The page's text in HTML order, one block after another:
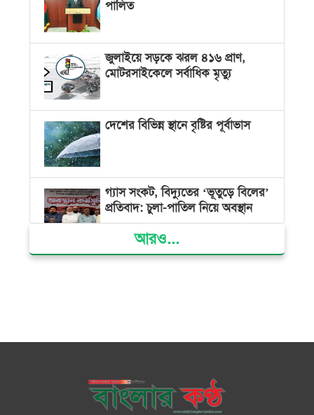
পালিত
জুলাইয়ে সড়কে ঝরল ৪১৬ প্রাণ,
মোটরসাইকেলে সর্বাধিক মৃত্যু
দেশের বিভিন্ন স্থানে বৃষ্টির পূর্বাভাস
গ্যাস সংকট, বিদ্যুতের ‘ভূতুড়ে বিলের’
প্রতিবাদ: চুলা-পাতিল নিয়ে অবস্থান
ক্ষমতার কেন্দ্র গণভবন থেকে রক্তাক্ত
ভোলায় ১১ দলীয় জোটের বিক্ষোভ
সমাবেশ ও গণমিছিল
আরও...